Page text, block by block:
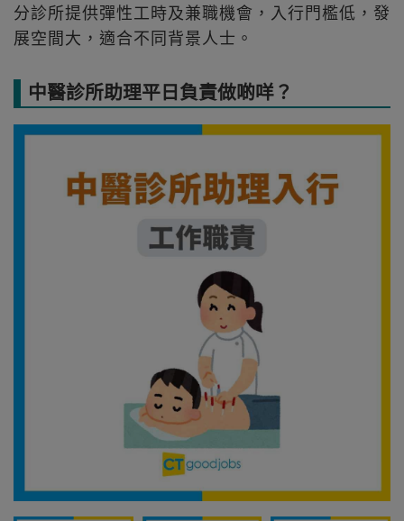
分診所提供彈性工時及兼職機會，入行門檻低，發
展空間大，適合不同背景人士。
中醫診所助理平日負責做啲咩？